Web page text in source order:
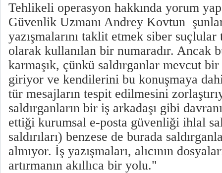
Tehlikeli operasyon hakkında yorum
Güvenlik Uzmanı Andrey Kovtun
yazışmalarını taklit etmek siber suçlular
olarak kullanılan bir numaradır. Ancak
karmaşık, çünkü saldırganlar mevcut bir
giriyor ve kendilerini bu konuşmaya
tür mesajların tespit edilmesini
saldırganların bir iş arkadaşı gibi
ettiği kurumsal e-posta güvenliği ihlal
saldırıları) benzese de burada
almıyor. İş yazışmaları, alıcının
artırmanın akıllıca bir yolu."